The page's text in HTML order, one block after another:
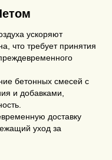
ускоряют
что требует принятия
бетонных смесей с
и добавками,
доставку
уход за